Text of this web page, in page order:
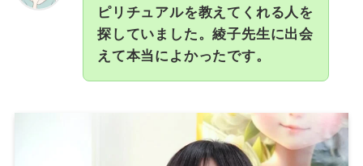
ピリチュアルを教えてくれる人を
探していました。綾子先生に出会
えて本当によかったです。